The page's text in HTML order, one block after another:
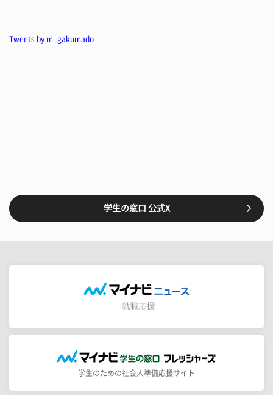
Tweets by m_gakumado
学生の窓口 公式X
学生のための社会人準備応援サイト